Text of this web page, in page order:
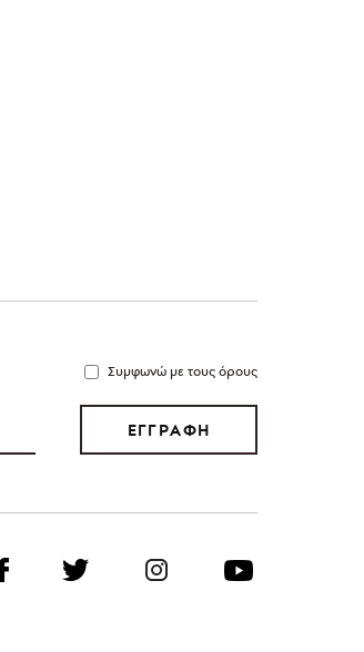
Συμφωνώ με τους όρους
ΕΓΓΡΑΦΗ